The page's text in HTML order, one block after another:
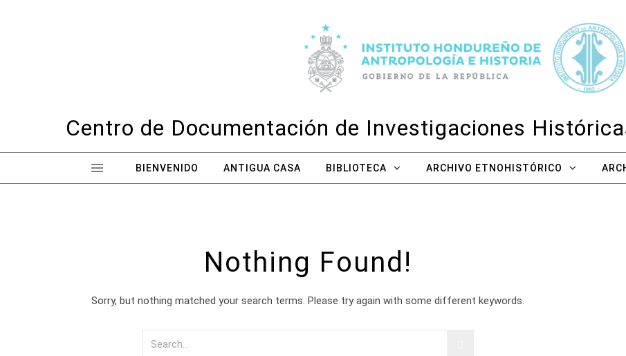
Centro de Documentación de Investigaciones
BIENVENIDO ANTIGUA CASA BIBLIOTECA ARCHIVO ETNOHISTÓRICO
Nothing Found!
Sorry, but nothing matched your search terms. Please try again with some different keywords.